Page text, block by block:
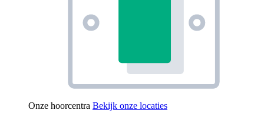
Onze hoorcentra Bekijk onze locaties